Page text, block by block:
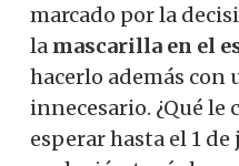
marcado por la
la mascarilla en el
hacerlo además
innecesario. ¿Qué le
esperar hasta el 1